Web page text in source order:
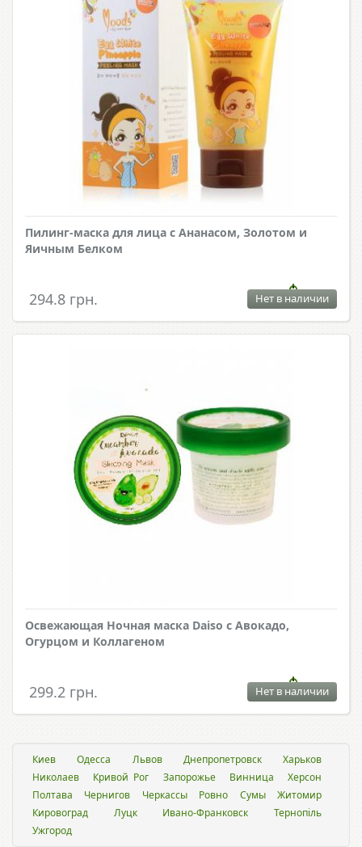
Пилинг-маска для лица с Ананасом, Золотом и
Яичным Белком
294.8 грн. Нет в наличии
Освежающая Ночная маска Daiso с Авокадо,
Огурцом и Коллагеном
299.2 грн. Нет в наличии
Киев Одесса Львов Днепропетровск
Харьков
Николаев
Кривой Рог Запорожье Винница
Херсон
Полтава
Чернигов Черкассы Ровно Сумы
Житомир
Кировоград
Луцк Ивано-Франковск
Тернопіль
Ужгород